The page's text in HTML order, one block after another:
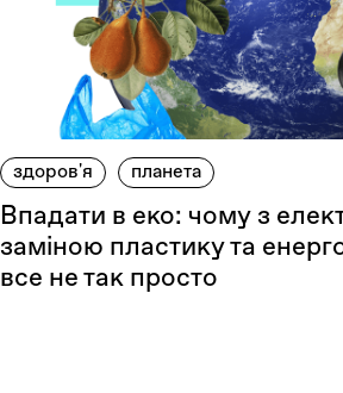
здоров'я планета
Впадати в еко: чому з
заміною пластику та
все не так просто